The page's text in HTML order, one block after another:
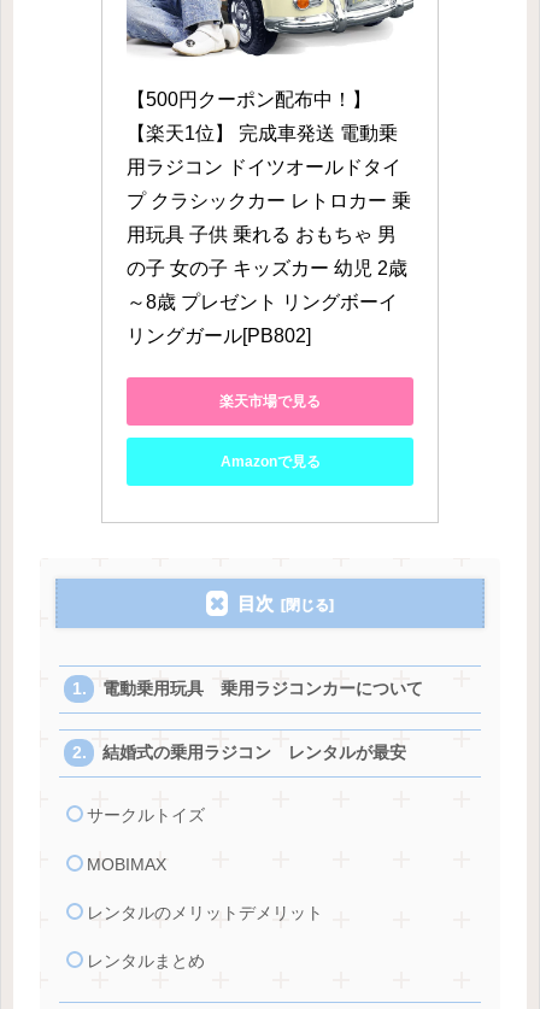
【500円クーポン配布中！】
【楽天1位】 完成車発送 電動乗
用ラジコン ドイツオールドタイ
プ クラシックカー レトロカー 乗
用玩具 子供 乗れる おもちゃ 男
の子 女の子 キッズカー 幼児 2歳
～8歳 プレゼント リングボーイ
リングガール[PB802]
楽天市場で見る
Amazonで見る
目次
電動乗用玩具 乗用ラジコンカーについて
結婚式の乗用ラジコン レンタルが最安
サークルトイズ
MOBIMAX
レンタルのメリットデメリット
レンタルまとめ